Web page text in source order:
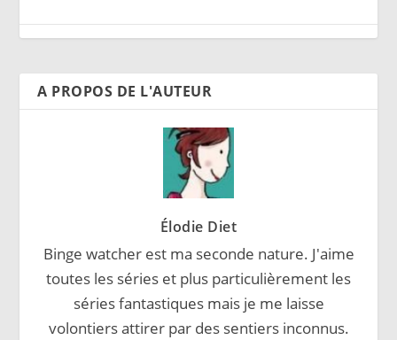
A PROPOS DE L'AUTEUR
Élodie Diet
Binge watcher est ma seconde nature. J'aime
toutes les séries et plus particulièrement les
séries fantastiques mais je me laisse
volontiers attirer par des sentiers inconnus.